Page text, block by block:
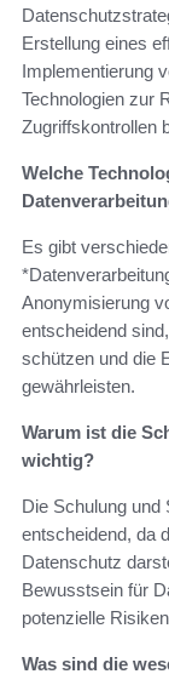
Erstellung eines
Implementierung
Technologien zur
Zugriffskontrollen
Welche
Es gibt
Anonymisierung
entscheidend
schützen und die
gewährleisten.
Warum ist die
wichtig?
Die Schulung und
entscheidend, da
Datenschutz
Bewusstsein für
potenzielle
Was sind die